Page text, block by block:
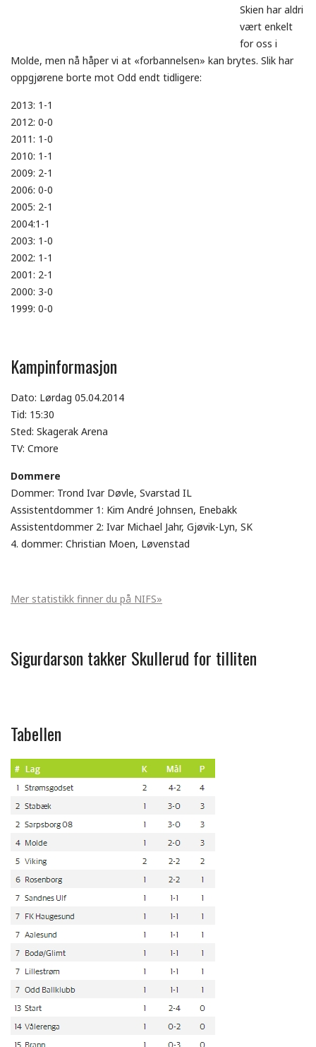
Skien har aldri
vært enkelt
for oss i
Molde, men nå håper vi at «forbannelsen» kan brytes. Slik har
oppgjørene borte mot Odd endt tidligere:
2013: 1-1
2012: 0-0
2011: 1-0
2010: 1-1
2009: 2-1
2006: 0-0
2005: 2-1
2004:1-1
2003: 1-0
2002: 1-1
2001: 2-1
2000: 3-0
1999: 0-0
Kampinformasjon
Dato: Lørdag 05.04.2014
Tid: 15:30
Sted: Skagerak Arena
TV: Cmore
Dommere
Dommer: Trond Ivar Døvle, Svarstad IL
Assistentdommer 1: Kim André Johnsen, Enebakk
Assistentdommer 2: Ivar Michael Jahr, Gjøvik-Lyn, SK
4. dommer: Christian Moen, Løvenstad
Mer statistikk finner du på NIFS»
Sigurdarson takker Skullerud for tilliten
Tabellen